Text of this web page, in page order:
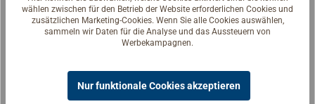
wählen zwischen für den Betrieb der Website erforderlichen Cookies und
zusätzlichen Marketing-Cookies. Wenn Sie alle Cookies auswählen,
sammeln wir Daten für die Analyse und das Aussteuern von
Werbekampagnen.
Nur funktionale Cookies akzeptieren